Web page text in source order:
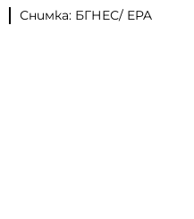
Снимка: БГНЕС/ EPA